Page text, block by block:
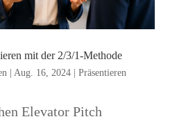
mit der 2/3/1-Methode
Aug. 16, 2024| Präsentieren
Elevator Pitch